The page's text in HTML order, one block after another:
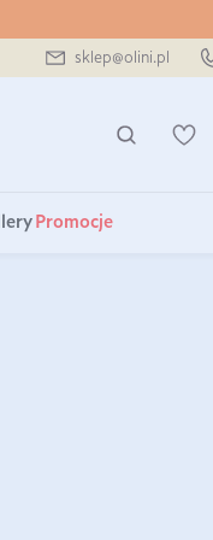
sklep@olini.pl
Promocje